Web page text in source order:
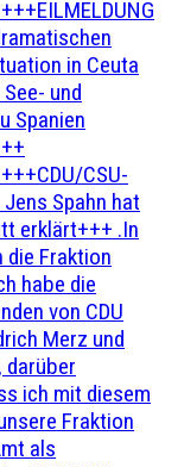
+++EILMELDUNG
in Ceuta
und
Spanien
+++CDU/CSU-
Spahn hat
erklärt+++ .In
die Fraktion
habe die
von CDU
Merz und
darüber
ich mit diesem
Fraktion
als